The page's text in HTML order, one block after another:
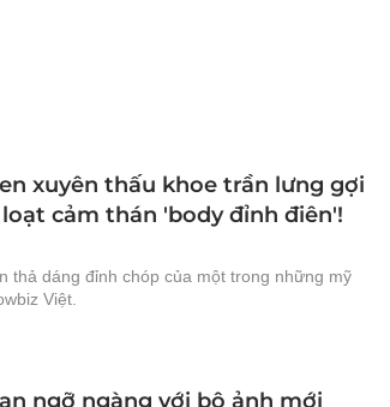
xuyên thấu khoe trần lưng gợi
cảm thán 'body đỉnh điên'!
thả dáng đỉnh chóp của một trong những mỹ
Việt.
ngỡ ngàng với bộ ảnh mới